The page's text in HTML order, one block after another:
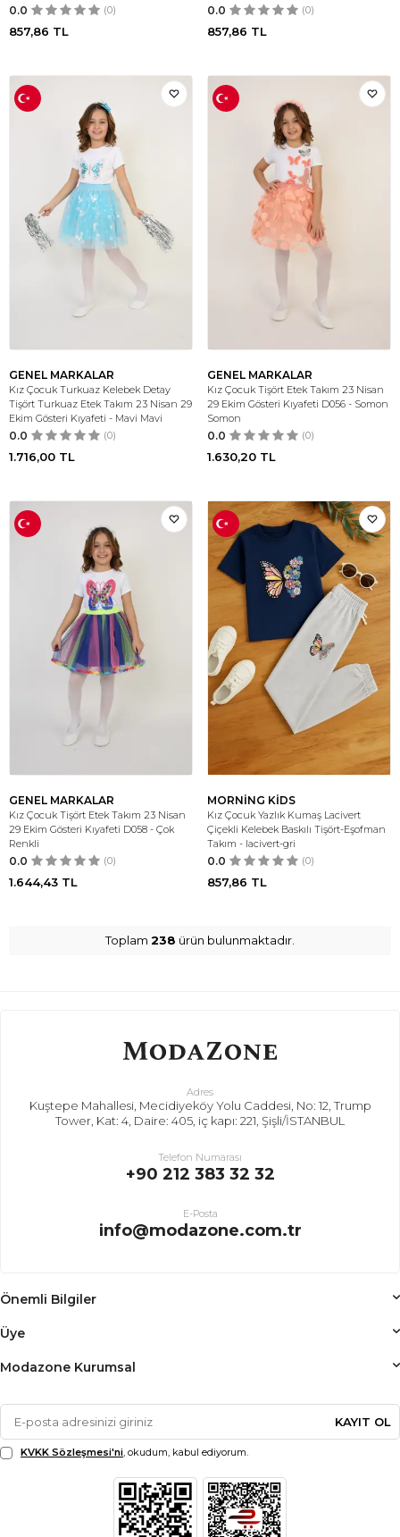
0.0 (0)
857,86 TL
0.0 (0)
857,86 TL
GENEL MARKALAR
Kız Çocuk Turkuaz Kelebek Detay
Tişört Turkuaz Etek Takım 23 Nisan 29
Ekim Gösteri Kıyafeti - Mavi Mavi
0.0 (0)
1.716,00 TL
GENEL MARKALAR
Kız Çocuk Tişört Etek Takım 23 Nisan
29 Ekim Gösteri Kıyafeti D056 - Somon
Somon
0.0 (0)
1.630,20 TL
GENEL MARKALAR
Kız Çocuk Tişört Etek Takım 23 Nisan
29 Ekim Gösteri Kıyafeti D058 - Çok
Renkli
0.0 (0)
1.644,43 TL
MORNİNG KİDS
Kız Çocuk Yazlık Kumaş Lacivert
Çiçekli Kelebek Baskılı Tişört-Eşofman
Takım - lacivert-gri
0.0 (0)
857,86 TL
Toplam 238 ürün bulunmaktadır.
Adres
Kuştepe Mahallesi, Mecidiyeköy Yolu Caddesi, No: 12, Trump
Tower, Kat: 4, Daire: 405, iç kapı: 221, Şişli/İSTANBUL
Telefon Numarası
+90 212 383 32 32
E-Posta
info@modazone.com.tr
Önemli Bilgiler
Üye
Modazone Kurumsal
KAYIT OL
KVKK Sözleşmesi'ni, okudum, kabul ediyorum.